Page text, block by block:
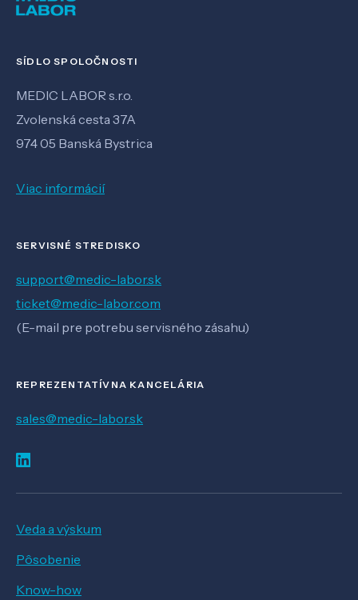
SÍDLO SPOLOČNOSTI
MEDIC LABOR s.r.o.
Zvolenská cesta 37A
974 05 Banská Bystrica
Viac informácií
SERVISNÉ STREDISKO
support@medic-labor.sk
ticket@medic-labor.com
(E-mail pre potrebu servisného zásahu)
REPREZENTATÍVNA KANCELÁRIA
sales@medic-labor.sk
Veda a výskum
Pôsobenie
Know-how